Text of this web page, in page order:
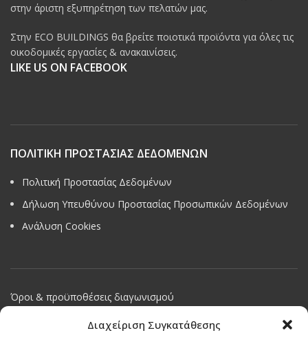
Διαχείριση Συγκατάθεσης
στην άριστη εξυπηρέτηση των πελατών μας.
Στην ECO BUILDINGS θα βρείτε ποιοτικά προϊόντα για όλες τις
οικοδομικές εργασίες & ανακαινίσεις.
LIKE US ON FACEBOOK
ΠΟΛΙΤΙΚΗ ΠΡΟΣΤΑΣΙΑΣ ΔΕΔΟΜΕΝΩΝ
Πολιτική Προστασίας Δεδομένων
Δήλωση Υπευθύνου Προστασίας Προσωπικών Δεδομένων
Ανάλυση Cookies
Όροι & προϋποθέσεις διαγωνισμού